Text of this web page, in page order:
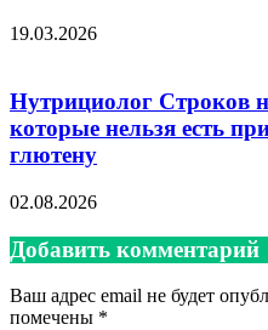
19.03.2026
Нутрициолог Строков
которые нельзя есть
глютену
02.08.2026
Добавить комментарий
Ваш адрес email не будет
помечены *